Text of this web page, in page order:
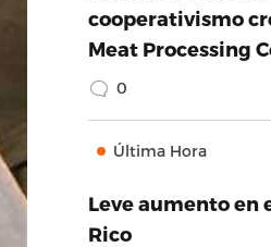
cooperativismo
Meat Processing
0
Última Hora
Leve aumento en
Rico